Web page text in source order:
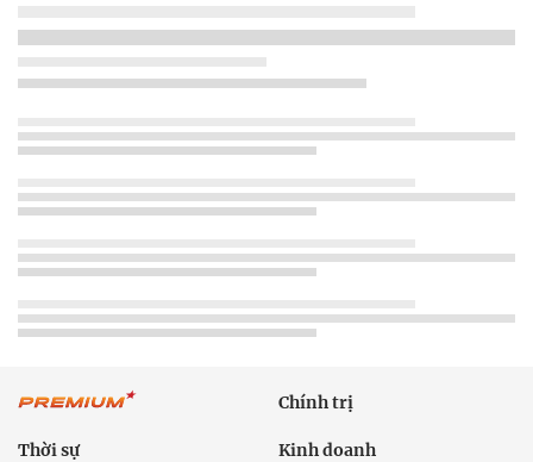
Chính trị
Thời sự Kinh doanh